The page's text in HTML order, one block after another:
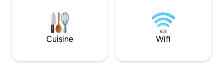
Cuisine Wifi